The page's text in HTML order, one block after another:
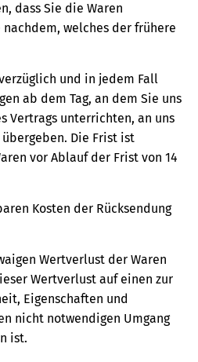
dass Sie die Waren
welches der frühere
und in jedem Fall
ab dem Tag, an dem Sie uns
Vertrags unterrichten, an uns
Die Frist ist
vor Ablauf der Frist von 14
Kosten der Rücksendung
Wertverlust der Waren
Wertverlust auf einen zur
Eigenschaften und
nicht notwendigen Umgang
ist.